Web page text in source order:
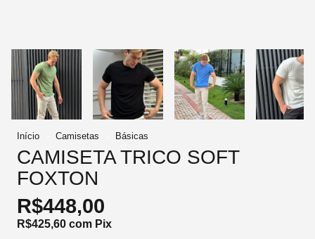
Início Camisetas Básicas
CAMISETA TRICO SOFT
FOXTON
R$448,00
R$425,60 com Pix